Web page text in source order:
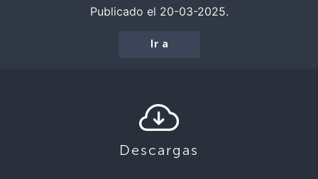
Publicado el 20-03-2025.
Ir a
Descargas